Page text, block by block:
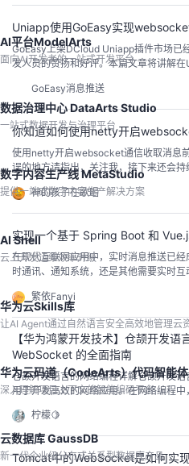
AI平台ModelArts
面向AI开发者的一站式开发平台
数据治理中心 DataArts Studio
一站式数据开发与治理平台
数字内容生产线 MetaStudio
提供一站式数字内容生产解决方案
AI Shell
云上开发运维效率升级
华为云Skills库
让AI Agent通过自然语言安全高效地管理云
华为云码道（CodeArts）代码智能体
深入理解项目上下文的智能编码平台
云数据库 GaussDB
新一代企业级分布式关系型数据库产品
Uniapp使用GoEasy实现
GoEasy上架DCloud Uniapp插件市场已
发人员的赞扬和好评。本篇文章将讲解
GoEasy消息推送
你知道如何使用netty开启
使用netty开启websocket通信收取消息
误的地方请指出，关注我，接下来还会
ty 是一个基于 Java 的网络编程框架，专
信解决方案。其设计目标是简化网络应
灵活性。一. Netty主要特性异步事件驱
神的孩子在歌唱
实现一个基于 Spring Boot 和
在现代互联网应用中，实时消息推送已
时通讯、通知系统，还是其他需要实时
Boot 和 Vue.js 创建一个实时消息推送系
的消息。这个系统不仅功能强大，而且
统主要包括以下几个功能：实...
繁依Fanyi
【华为鸿蒙开发技术】仓颉开发
WebSocket 的全面指南
仓颉开发语言的网络编程详解仓颉开发
用于开发高效的网络应用。在网络编程
构建 TCP、UDP、HTTP 以及
介绍仓颉在网络编程中的使用方法，并
网络应...
柠檬🍋
Tomcat中的WebSocket是如何实现